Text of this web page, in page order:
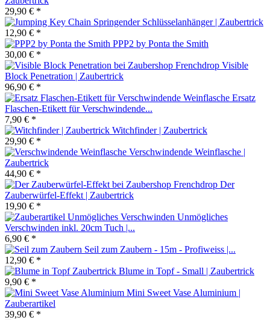
29,90 € *
Springender Schlüsselanhänger | Zaubertrick
12,90 € *
PPP2 by Ponta the Smith
30,00 € *
Visible
Block Penetration | Zaubertrick
96,90 € *
Ersatz
Flaschen-Etikett für Verschwindende...
7,90 € *
Witchfinder | Zaubertrick
29,90 € *
Verschwindende Weinflasche |
Zaubertrick
44,90 € *
Der
Zauberwürfel-Effekt | Zaubertrick
19,90 € *
Unmögliches
Verschwinden inkl. 20cm Tuch |...
6,90 € *
Seil zum Zaubern - 15m - Profiweiss |...
12,90 € *
Blume in Topf - Small | Zaubertrick
9,90 € *
Mini Sweet Vase Aluminium |
Zauberartikel
39,90 € *